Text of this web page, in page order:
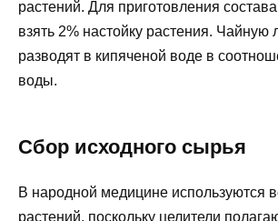
растений. Для приготовления
взять 2% настойку растения. Чайную
разводят в кипяченой воде в
воды.
Сбор исходного сырья
В народной медицине используются
растений, поскольку целители